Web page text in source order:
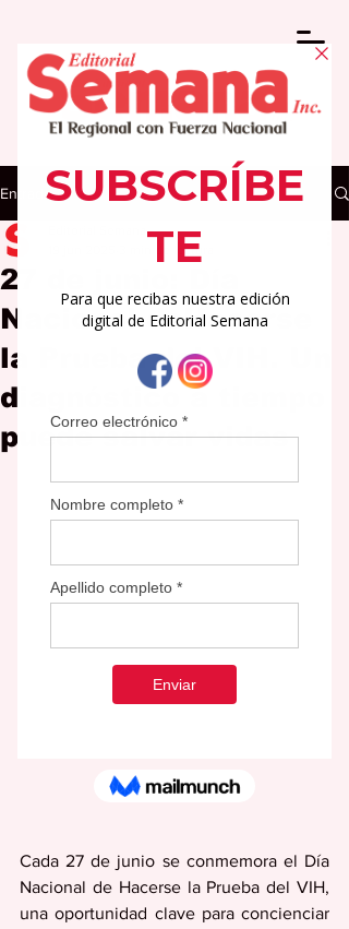
Entrada
27 de junio: Día
Nacional deHacerse
la Prueba del VIH. Un
diagnóstico a tiempo
puede salvar vidas
3 min de lectura
Cada 27 de junio se conmemora el Día
Nacional de Hacerse la Prueba del VIH,
una oportunidad clave para concienciar